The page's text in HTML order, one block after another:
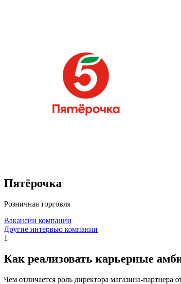
Пятёрочка
Розничная торговля
Вакансии компании
Другие интервью компании
1
Как реализовать карьерные
Чем отличается роль директора магазина-партнера